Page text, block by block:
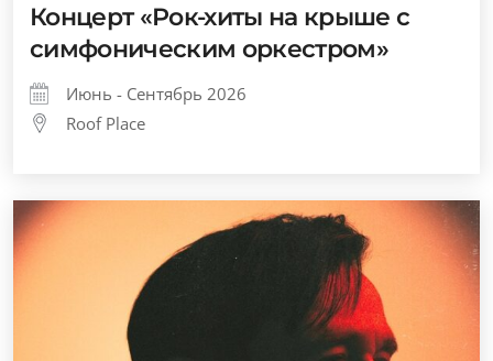
Концерт «Рок-хиты на крыше с
симфоническим оркестром»
Июнь - Сентябрь 2026
Roof Place